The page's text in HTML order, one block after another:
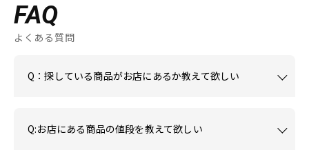
FAQ
よくある質問
Q：探している商品がお店にあるか教えて欲しい
Q:お店にある商品の値段を教えて欲しい